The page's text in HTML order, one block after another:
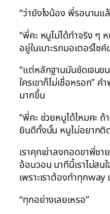
“ว่ายังไงน้อง พี่รอนานแ
“พี่คะ หนูไม่ได้ทำจริง ๆ
อยู่ในเบาะรถมอเตอร์ไซ
“แต่หลักฐานมันชัดเจนข
ใครเขาก็ไม่เชื่อหรอก” ค
มากขึ้น
“พี่คะ ช่วยหนูได้ไหมคะ
ยินดีทั้งนั้น หนูไม่อยากติ
เราคุกเข่าลงกอดขาพี่ชา
อ้อนวอน นาทีนี้เราไม่สนใ
เพราะเราต้องทำทุก
“ทุกอย่างเลยเหรอ”